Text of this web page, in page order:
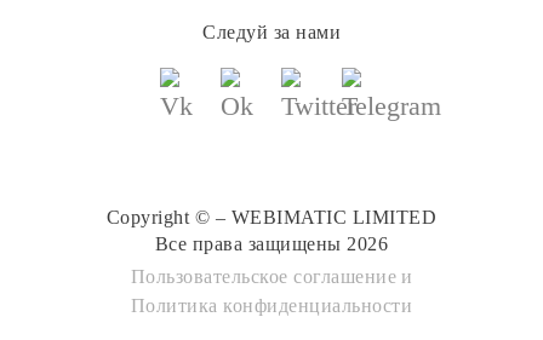
Следуй за нами
Copyright © – WEBIMATIC LIMITED
Все права защищены 2026
Пользовательское соглашение и
Политика конфиденциальности